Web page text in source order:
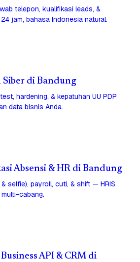
telepon, kualifikasi leads, &
jam, bahasa Indonesia natural.
Siber di Bandung
hardening, & kepatuhan UU PDP
data bisnis Anda.
Absensi & HR di Bandung
selfie), payroll, cuti, & shift — HRIS
cabang.
API & CRM di